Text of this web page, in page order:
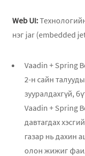
Web UI:
нэг jar (embedded
Vaadin + Spring
2-н сайн
зууралдахгүй,
Vaadin + Spring
давтагдах
газар нь дахин
олон жижиг